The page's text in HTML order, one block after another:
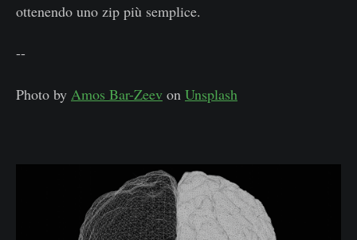
ottenendo uno zip più semplice.
--
Photo by Amos Bar-Zeev on Unsplash